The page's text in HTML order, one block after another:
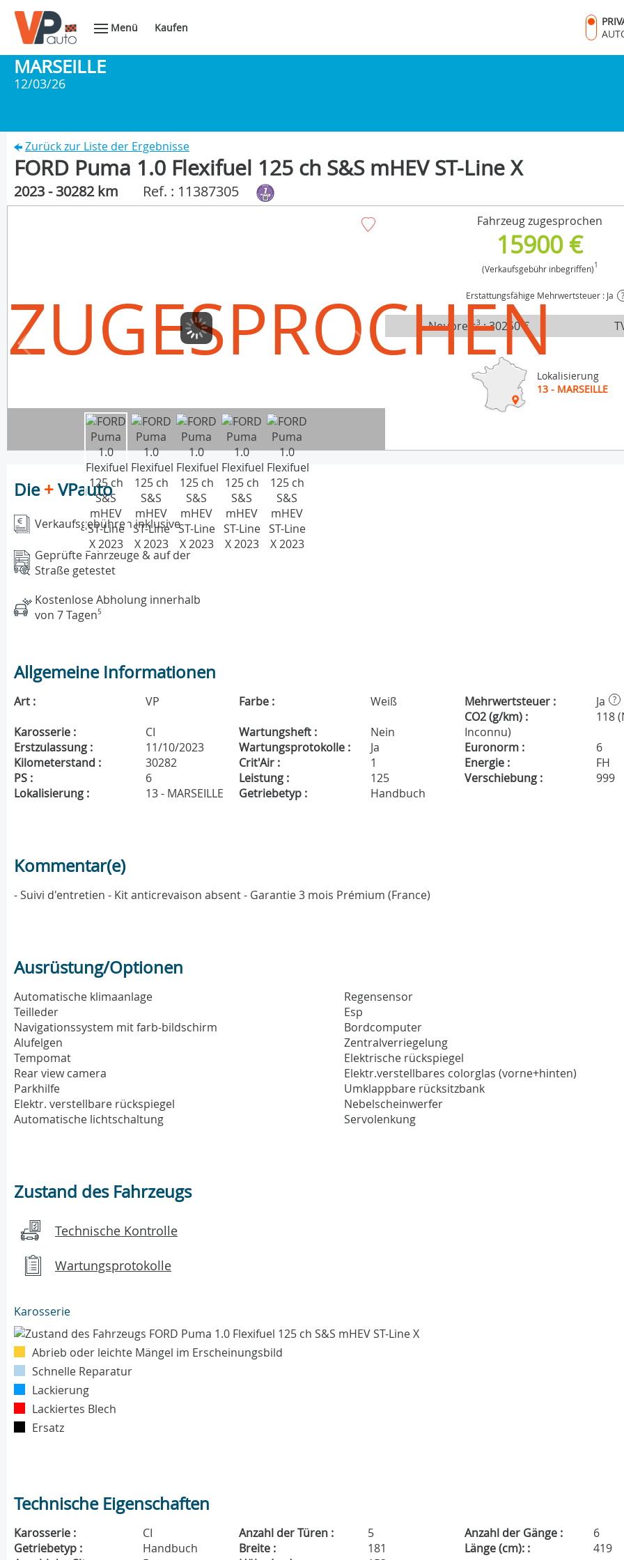
Menü Kaufen
MARSEILLE
12/03/26
Zurück zur Liste der Ergebnisse
FORD Puma 1.0 Flexifuel 125 ch S&S mHEV ST-Line X
2023 - 30282 km Ref. : 11387305
ZUGESPROCHEN
Fahrzeug zugesprochen
15900 €
(Verkaufsgebühr inbegriffen)1
Erstattungsfähige Mehrwertsteuer : Ja ?
Neupreis3:30250 €
Lokalisierung
13 - MARSEILLE
Die+VPauto
Verkaufsgebühren inklusive
Geprüfte Fahrzeuge & auf der
Straße getestet
Kostenlose Abholung innerhalb
von 7 Tagen5
Allgemeine Informationen
Art : VP Farbe : Weiß Mehrwertsteuer : Ja ?
Karosserie : CI Wartungsheft : Nein
CO2 (g/km) :
118
Inconnu)
Erstzulassung :
11/10/2023 Wartungsprotokolle : Ja Euronorm :
6
Kilometerstand :
30282 Crit'Air : 1 Energie :
FH
PS :
6 Leistung : 125 Verschiebung :
999
Lokalisierung :
13 - MARSEILLE Getriebetyp : Handbuch
Kommentar(e)
- Suivi d'entretien - Kit anticrevaison absent - Garantie 3 mois Prémium (France)
Ausrüstung/Optionen
Automatische klimaanlage
Teilleder
Navigationssystem mit farb-bildschirm
Alufelgen
Tempomat
Rear view camera
Parkhilfe
Elektr. verstellbare rückspiegel
Automatische lichtschaltung
Regensensor
Esp
Bordcomputer
Zentralverriegelung
Elektrische rückspiegel
Elektr.verstellbares colorglas (vorne+hinten)
Umklappbare rücksitzbank
Nebelscheinwerfer
Servolenkung
Zustand des Fahrzeugs
Technische Kontrolle
Wartungsprotokolle
Karosserie
Abrieb oder leichte Mängel im Erscheinungsbild
Schnelle Reparatur
Lackierung
Lackiertes Blech
Ersatz
Technische Eigenschaften
Karosserie : CI Anzahl der Türen : 5 Anzahl der Gänge :
6
Getriebetyp :
Handbuch Breite : 181 Länge (cm): :
419